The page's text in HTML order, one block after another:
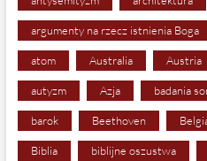
argumenty na rzecz istnienia Boga
atom Australia Austria
autyzm Azja badania
barok Beethoven
Biblia biblijne oszustwa